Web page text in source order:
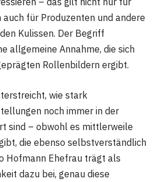
auch für Produzenten und andere
Kulissen. Der Begriff
allgemeine Annahme, die sich
Rollenbildern ergibt.
wie stark
noch immer in der
sind – obwohl es mittlerweile
die ebenso selbstverständlich
Hofmann Ehefrau trägt als
dazu bei, genau diese